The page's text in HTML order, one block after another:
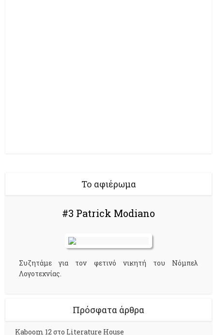
Το αφιέρωμα
#3 Patrick Modiano
Συζητάμε για τον φετινό νικητή του Νόμπελ
Λογοτεχνίας.
Πρόσφατα άρθρα
Kaboom 12 στο Literature House